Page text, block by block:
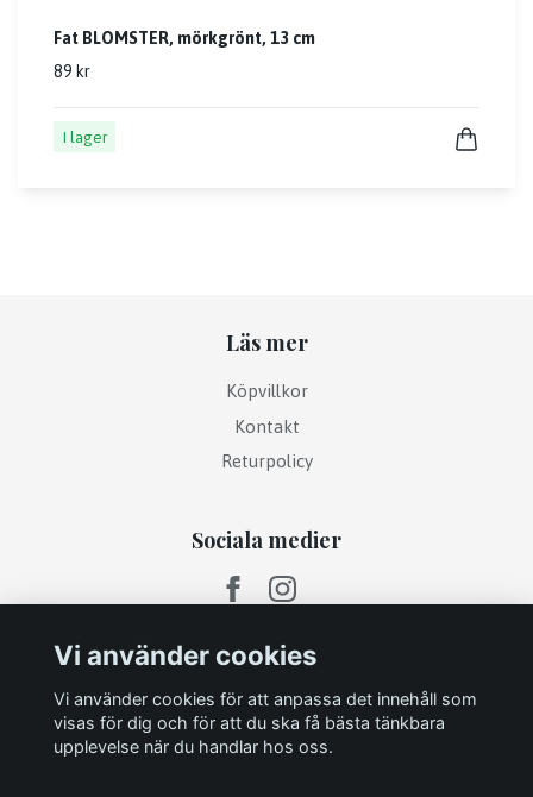
Fat BLOMSTER, mörkgrönt, 13 cm
89 kr
I lager
Läs mer
Köpvillkor
Kontakt
Returpolicy
Sociala medier
Vi använder cookies
Vi använder cookies för att anpassa det innehåll som
visas för dig och för att du ska få bästa tänkbara
upplevelse när du handlar hos oss.